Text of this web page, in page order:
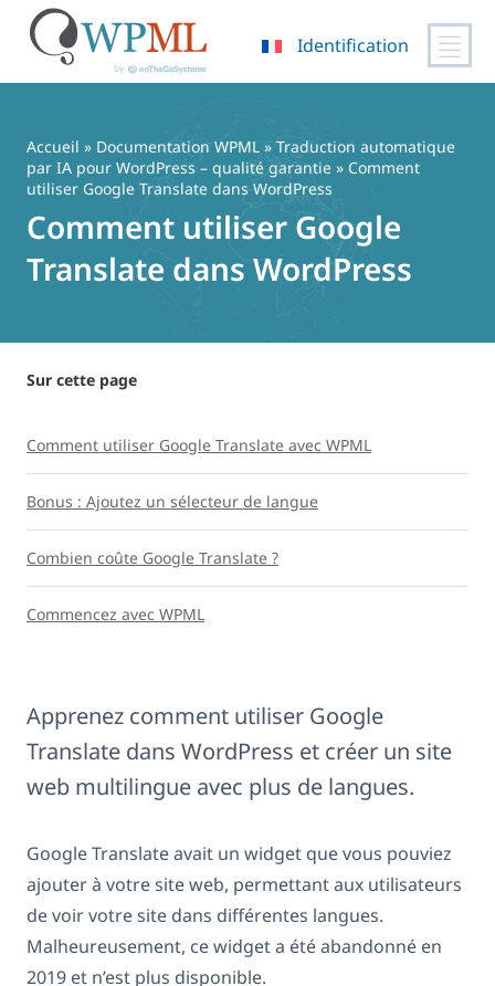
contenu
Identification
Accueil » Documentation WPML » Traduction automatique
par IA pour WordPress – qualité garantie » Comment
utiliser Google Translate dans WordPress
Comment utiliser Google
Translate dans WordPress
Apprenez comment utiliser Google
Translate dans WordPress et créer un site
web multilingue avec plus de langues.
Google Translate avait un widget que vous pouviez
ajouter à votre site web, permettant aux utilisateurs
de voir votre site dans différentes langues.
Malheureusement, ce widget a été abandonné en
2019 et n’est plus disponible.
Sur cette page
Comment utiliser Google Translate avec WPML
Bonus : Ajoutez un sélecteur de langue
Combien coûte Google Translate ?
Commencez avec WPML